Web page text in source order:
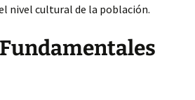
nivel cultural de la población.